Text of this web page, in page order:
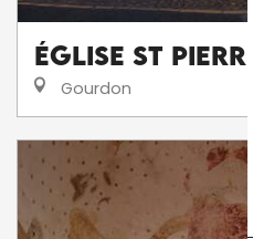
Église St
Gourdon